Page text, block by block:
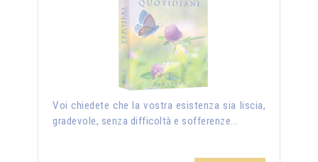
Voi chiedete che la vostra esistenza sia liscia,
gradevole, senza difficoltà e sofferenze...